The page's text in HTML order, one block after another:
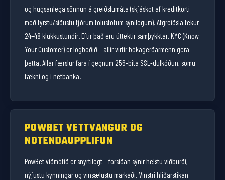
og hugsanlega sönnun á greiðslumáta (skjáskot af kreditkorti
með fyrstu/síðustu fjórum tölustöfum sýnilegum). Afgreiðsla tekur
24–48 klukkustundir. Eftir það eru úttektir samþykktar. KYC (Know
Your Customer) er lögboðið – allir virtir bókagerðarmenn gera
þetta. Allar færslur fara í gegnum 256-bita SSL-dulkóðun, sömu
tækni og í netbanka.
POWBET VETTVANGUR OG
NOTENDAUPPLIFUN
PowBet viðmótið er snyrtilegt – forsíðan sýnir helstu viðburði,
nýjustu kynningar og vinsælustu markaði. Vinstri hliðarstikan